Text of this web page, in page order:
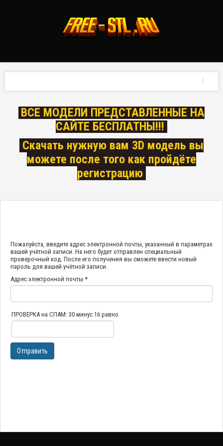
ВСЕ МОДЕЛИ ПРЕДСТАВЛЕННЫЕ НА
САЙТЕ БЕСПЛАТНЫ!!!
Скачать нужную вам 3D модель вы
можете после того как пройдёте
регистрацию
Пожалуйста, введите адрес электронной почты, указанный в параметрах
вашей учётной записи. На него будет отправлен специальный
проверочный код. После его получения вы сможете ввести новый
пароль для вашей учётной записи.
Адрес электронной почты *
ПРОВЕРКА на СПАМ: 30 минус 16 равно
Отправить